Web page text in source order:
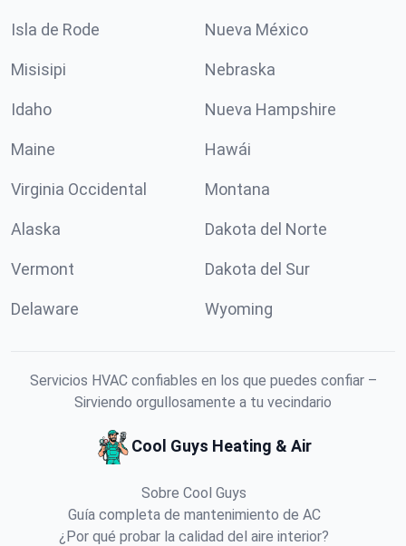
Isla de Rode Nueva México
Misisipi Nebraska
Idaho Nueva Hampshire
Maine Hawái
Virginia Occidental Montana
Alaska Dakota del Norte
Vermont Dakota del Sur
Delaware Wyoming
Servicios HVAC confiables en los que puedes confiar –
Sirviendo orgullosamente a tu vecindario
Cool Guys Heating & Air
Sobre Cool Guys
Guía completa de mantenimiento de AC
¿Por qué probar la calidad del aire interior?